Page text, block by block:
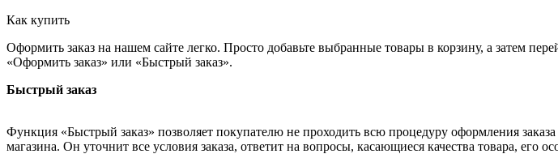
Как купить
Оформить заказ на нашем сайте легко. Просто добавьте выбранные товары в корзину, а затем
«Оформить заказ» или «Быстрый заказ».
Быстрый заказ
Функция «Быстрый заказ» позволяет покупателю не проходить всю процедуру оформления
магазина. Он уточнит все условия заказа, ответит на вопросы, касающиеся качества товара, его